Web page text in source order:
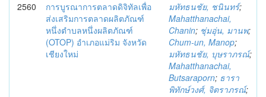
2560
การบูรณาการตลาดดิจิทัลเพื่อ
ส่งเสริมการตลาดผลิตภัณฑ์
หนึ่งตำบลหนึ่งผลิตภัณฑ์
(OTOP) อำเภอแม่ริม จังหวัด
เชียงใหม่
มหัทธนชัย, ชนินทร์;
Mahatthanachai,
Chanin; ชุ่มอุ่น, มานพ;
Chum-un, Manop;
มหัทธนชัย, บุษราภรณ์;
Mahatthanachai,
Butsaraporn; ธารา
พิทักษ์วงศ์, จิตราภรณ์;